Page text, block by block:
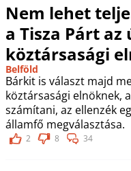
Nem lehet
a Tisza Párt az
köztársasági
Belföld
Bárkit is választ majd
köztársasági elnöknek,
számítani, az ellenzék
államfő megválasztása.
2 8 34